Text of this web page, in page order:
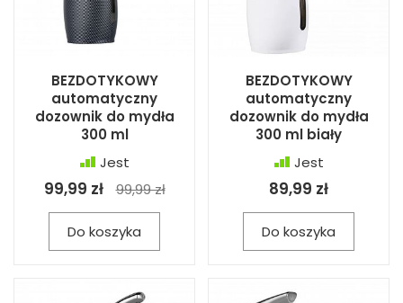
BEZDOTYKOWY
automatyczny
dozownik do mydła
300 ml
Jest
99,99 zł 99,99 zł
Do koszyka
BEZDOTYKOWY
automatyczny
dozownik do mydła
300 ml biały
Jest
89,99 zł
Do koszyka